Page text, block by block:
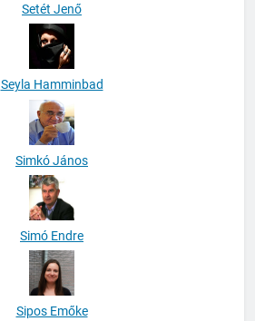
Setét Jenő
Seyla Hamminbad
Simkó János
Simó Endre
Sipos Emőke